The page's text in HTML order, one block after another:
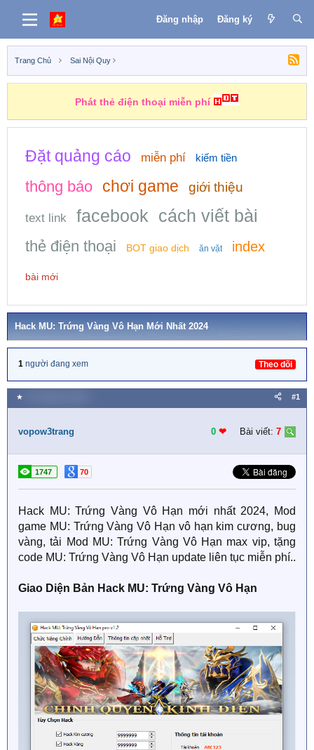
Đăng nhập Đăng ký
Trang Chủ Sai Nội Quy
Phát thẻ điện thoại miễn phí
Đặt quảng cáo miễn phí kiếm tiền
thông báo chơi game giới thiệu
text link facebook cách viết bài
thẻ điện thoại BOT giao dịch ăn vặt index
bài mới
Hack MU: Trứng Vàng Vô Hạn Mới Nhất 2024
1 người đang xem Theo dõi
★ #1
vopow3trang 0 ❤︎ Bài viết: 7
1747 70
Hack MU: Trứng Vàng Vô Hạn mới nhất 2024, Mod
game MU: Trứng Vàng Vô Hạn vô hạn kim cương, bug
vàng, tải Mod MU: Trứng Vàng Vô Hạn max vip, tặng
code MU: Trứng Vàng Vô Hạn update liên tục miễn phí..
Giao Diện Bản Hack MU: Trứng Vàng Vô Hạn